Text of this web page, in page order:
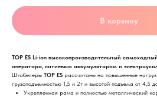
В корзину
ТОР ES Li-ion высокопроизводительный
оператора, литиевым аккумулятором и
Штабелеры ТОР ES рассчитаны на повышенные
грузоподъемностью 1,5 и 2т и высотой подъема от 4,5
Укрепленная рама и полностью металлический